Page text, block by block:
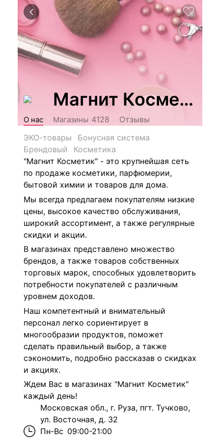
Магнит Косметик
О нас Магазины 4128
Отзывы
ЭКО-товары
Бонусная система
Брендовый
Косметика
"Магнит Косметик" - это крупнейшая сеть
по продаже косметики, парфюмерии,
бытовой химии и товаров для дома.
Мы всегда предлагаем покупателям низкие
цены, высокое качество обслуживания,
широкий ассортимент, а также регулярные
скидки и акции.
В магазинах представлено множество
брендов, а также товаров собственных
торговых марок, способных удовлетворить
потребности покупателей с различным
уровнем доходов.
Наш компетентный и внимательный
персонал легко сориентирует в
многообразии продуктов, поможет
сделать правильный выбор, а также
сэкономить, подробно рассказав о скидках
и акциях.
Ждем Вас в магазинах "Магнит Косметик"
каждый день!
Московская обл., г. Руза, пгт. Тучково,
ул. Восточная, д. 32
Пн-Вс 09:00-21:00